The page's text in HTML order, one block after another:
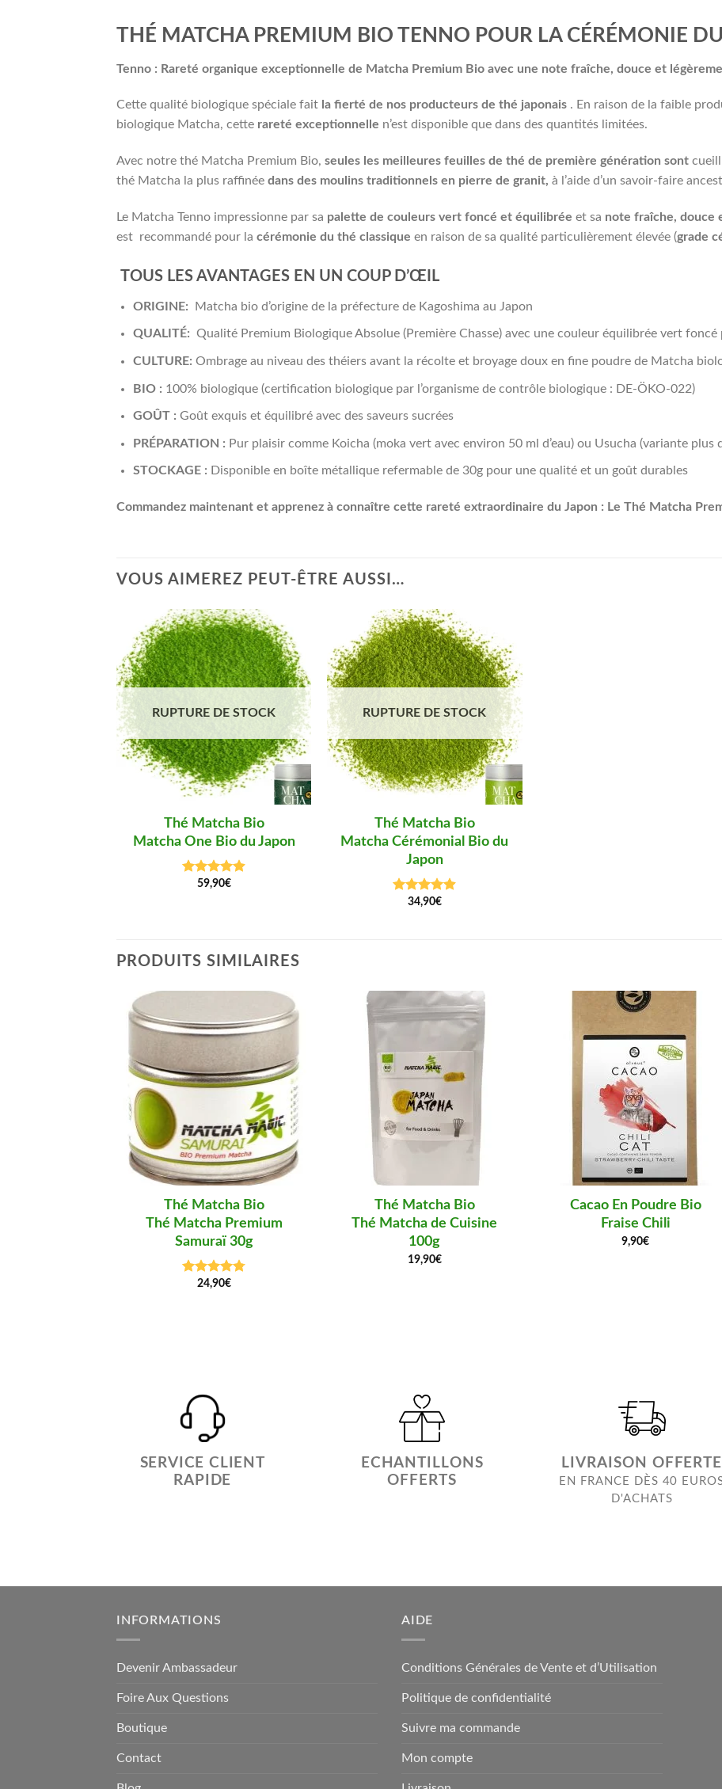
THÉ MATCHA PREMIUM BIO TENNO POUR LA CÉRÉMONIE
Tenno : Rareté organique exceptionnelle de Matcha Premium Bio avec une note fraîche, douce et
Cette qualité biologique spéciale fait la fierté de nos producteurs de thé japonais . En raison de la faible
biologique Matcha, cette rareté exceptionnelle n’est disponible que dans des quantités limitées.
Avec notre thé Matcha Premium Bio, seules les meilleures feuilles de thé de première génération sont
thé Matcha la plus raffinée dans des moulins traditionnels en pierre de granit, à l’aide d’un savoir-faire
Le Matcha Tenno impressionne par sa palette de couleurs vert foncé et équilibrée et sa note fraîche, douce
est recommandé pour la cérémonie du thé classique en raison de sa qualité particulièrement élevée (grade
TOUS LES AVANTAGES EN UN COUP D’ŒIL
ORIGINE: Matcha bio d’origine de la préfecture de Kagoshima au Japon
QUALITÉ: Qualité Premium Biologique Absolue (Première Chasse) avec une couleur équilibrée vert
CULTURE: Ombrage au niveau des théiers avant la récolte et broyage doux en fine poudre de Matcha
BIO : 100% biologique (certification biologique par l’organisme de contrôle biologique : DE-ÖKO-022)
GOÛT : Goût exquis et équilibré avec des saveurs sucrées
PRÉPARATION : Pur plaisir comme Koicha (moka vert avec environ 50 ml d’eau) ou Usucha (variante plus
STOCKAGE : Disponible en boîte métallique refermable de 30g pour une qualité et un goût durables
Commandez maintenant et apprenez à connaître cette rareté extraordinaire du Japon : Le Thé Matcha
VOUS AIMEREZ PEUT-ÊTRE AUSSI…
RUPTURE DE STOCK
Thé Matcha Bio
Matcha One Bio du Japon
Note4.88
59,90€
RUPTURE DE STOCK
Thé Matcha Bio
Matcha Cérémonial Bio du
Japon
Note4.86
34,90€
PRODUITS SIMILAIRES
Thé Matcha Bio
Thé Matcha Premium
Samuraï 30g
Note4.75
24,90€
Thé Matcha Bio
Thé Matcha de Cuisine
100g
19,90€
Cacao En Poudre Bio
Fraise Chili
9,90€
SERVICE CLIENT
RAPIDE
ECHANTILLONS
OFFERTS
LIVRAISON OFFERTE
EN FRANCE DÈS 40
D'ACHATS
INFORMATIONS
Devenir Ambassadeur
Foire Aux Questions
Boutique
Contact
AIDE
Conditions Générales de Vente et d’Utilisation
Politique de confidentialité
Suivre ma commande
Mon compte